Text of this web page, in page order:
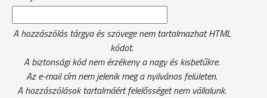
A hozzászólás tárgya és szövege nem tartalmazhat HTML
kódot.
A biztonsági kód nem érzékeny a nagy és kisbetűkre.
Az e-mail cím nem jelenik meg a nyilvános felületen.
A hozzászólások tartalmáért felelősséget nem vállalunk.